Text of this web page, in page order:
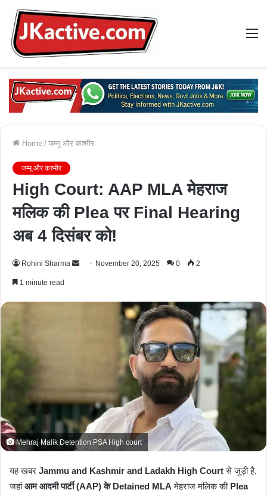
Home / जम्मू और कश्मीर
जम्मू और कश्मीर
High Court: AAP MLA मेहराज
मलिक की Plea पर Final Hearing
अब 4 दिसंबर को!
Rohini Sharma
l
November 20, 2025 0 2
1 minute read
Mehraj Malik Detention PSA High court
यह खबर Jammu and Kashmir and Ladakh High Courtसे जुड़ी है,
जहांआम आदमी पार्टी (AAP) के Detained MLA मेहराज मलिक की Plea